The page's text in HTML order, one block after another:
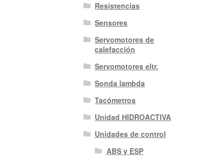
Resistencias
Sensores
Servomotores de
calefacción
Servomotores eltr.
Sonda lambda
Tacómetros
Unidad HIDROACTIVA
Unidades de control
ABS y ESP